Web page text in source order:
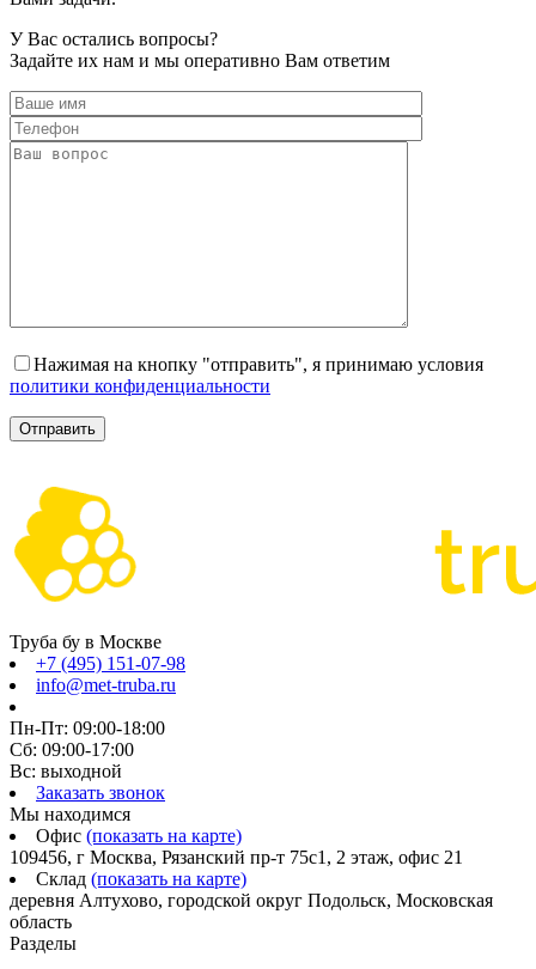
У Вас остались вопросы?
Задайте их нам и мы оперативно Вам ответим
Нажимая на кнопку "отправить", я принимаю условия
политики конфиденциальности
Труба бу в Москве
+7 (495) 151-07-98
info@met-truba.ru
Пн-Пт: 09:00-18:00
Сб: 09:00-17:00
Вс: выходной
Заказать звонок
Мы находимся
Офис (показать на карте)
109456, г Москва, Рязанский пр-т 75с1, 2 этаж, офис 21
Склад (показать на карте)
деревня Алтухово, городской округ Подольск, Московская
область
Разделы